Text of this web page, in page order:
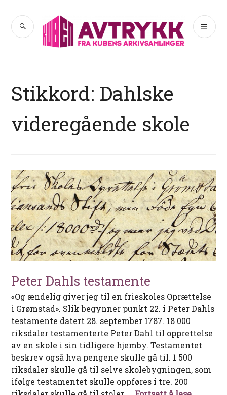
innhold
Avtrykk
SØK
Stikkord: Dahlske
videregående skole
Peter Dahls testamente
«Og ændelig giver jeg til en frieskoles Oprættelse
i Grømstad». Slik begynner punkt 22. i Peter Dahls
testamente datert 28. september 1787. 18 000
riksdaler testamenterte Peter Dahl til opprettelse
av en skole i sin tidligere hjemby. Testamentet
beskrev også hva pengene skulle gå til. 1 500
riksdaler skulle gå til selve skolebygningen, som
ifølge testamentet skulle oppføres i tre. 200